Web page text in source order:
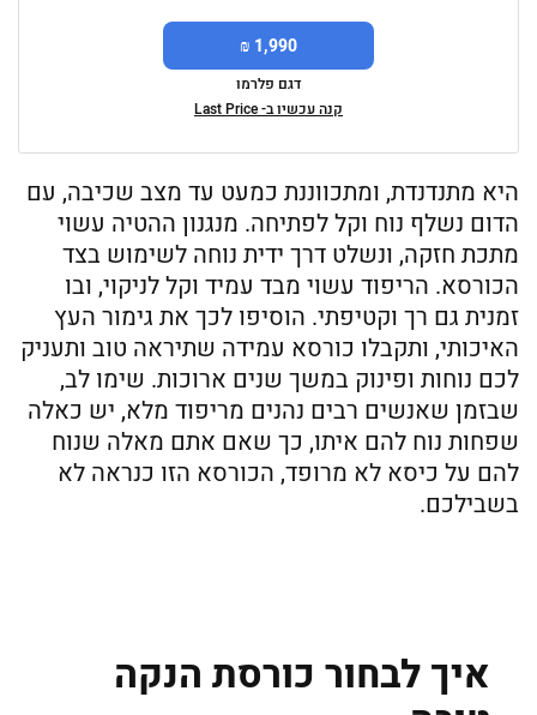
1,990 ₪
דגם פלרמו
קנה עכשיו ב- Last Price
היא מתנדנדת, ומתכווננת כמעט עד מצב שכיבה, עם
הדום נשלף נוח וקל לפתיחה. מנגנון ההטיה עשוי
מתכת חזקה, ונשלט דרך ידית נוחה לשימוש בצד
הכורסא. הריפוד עשוי מבד עמיד וקל לניקוי, ובו
זמנית גם רך וקטיפתי. הוסיפו לכך את גימור העץ
האיכותי, ותקבלו כורסא עמידה שתיראה טוב ותעניק
לכם נוחות ופינוק במשך שנים ארוכות. שימו לב,
שבזמן שאנשים רבים נהנים מריפוד מלא, יש כאלה
שפחות נוח להם איתו, כך שאם אתם מאלה שנוח
להם על כיסא לא מרופד, הכורסא הזו כנראה לא
בשבילכם.
איך לבחור כורסת הנקה